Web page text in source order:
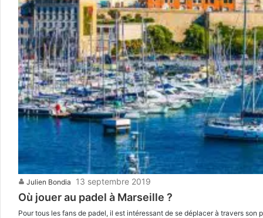
Julien Bondia 13 septembre 2019
Où jouer au padel à Marseille ?
Pour tous les fans de padel, il est intéressant de se déplacer à travers